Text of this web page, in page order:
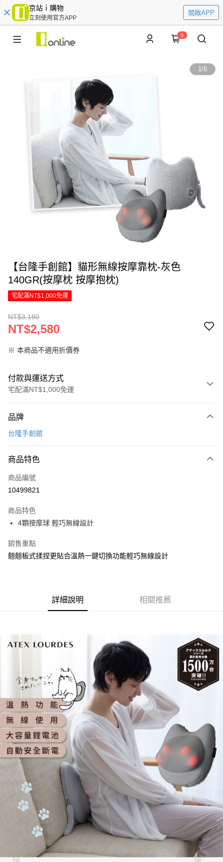
京站ｉ購物
立刻使用官方APP
開啟APP
0
1/6
【台隆手創館】貓形無線按摩靠枕-灰色
140GR(按摩枕 按摩抱枕)
宅配滿NT$1,000免運
NT$3,180
NT$2,580
※ 本商品不適用折價券
付款與運送方式
宅配滿NT$1,000免運
信用卡一次付款
Apple Pay
街口支付
Google Pay
大哥付你分期
流程，驗證手機門號後，選擇欲分期的期數、繳款截止日，確認付款後即完
消。如遇「轉專審核」未通過狀況，表示未達大哥付你分期系統評分，恕無
法說明評估內容。
1.分期款項不併入電信帳單，「大哥付你分期」於每月結算日後寄送繳費提
2.透過簡訊連結打開帳單後，可選擇「超商條碼／台灣大直營門市／銀行轉
帳／街口支付／iPASS MONEY」等通路繳費。
【注意事項】
1.本服務係由「台灣大哥大股份有限公司」（以下簡稱本公司）所提供，讓
用戶於交易時，得透過本服務購買商品或服務，並由商店將買賣／分期付款
買賣價金債權讓與本公司後，依約使用本公司帳單繳交帳款。
2.基於同意付款使用「大哥付你分期」之契約關係目的，商店將以您的個人
資料（包含姓名、電話或地址）提供予台灣大哥大進項蒐集、處理及利用，
由本公司與您本人進行分期帳單所需資料之確認、核對及更正。
3.完整用戶服務條款，請詳閱以下連結：
https://oppay.tw/userRule
１．簡單：不需註冊會員、不需綁卡、不需儲值。
２．便利：只要手機號碼，簡訊認證，即可結帳。
３．安心：先確認商品／服務後，再付款。
【「AFTEE先享後付」結帳流程】
１．於結帳方式選擇「AFTEE先享後付」後，將跳轉至「AFTEE先享後付」
結帳頁面，進行簡訊認證並確認金額後，即可完成結帳。
２．訂單成立數日內，您將收到繳費通知簡訊。
３．收到繳費通知簡訊後14天內，點擊此簡訊中的連結，可透過四大超商／
ATM／網路銀行／等多元方式進行付款，方視為交易完成。
※ 請注意：結帳手續完成當下不需立刻繳費，但若您需要取消訂單，請聯絡
購買商品的店家。未經商家同意取消之訂單仍視為有效，需透過AFTEE先享
後付繳納相關費用。
※ 交易是否成功請以「AFTEE先享後付 」之結帳頁面顯示為準，若有關於
是否繳費成功／繳費後需取消欲退款等相關疑問，請聯繫「AFTEE先享後付
客戶支援中心」
https://netprotections.freshdesk.com/support/home
【注意事項】
１．透過由恩沛科技股份有限公司提供之「AFTEE先享後付」服務完成之交
易，需依本服務之必要範圍內提供個人資料，並將交易相關給付款項請求債
權轉讓予恩沛科技股份有限公司。
２．關於個人資料處理事宜，請瀏覽以下網址：
https://aftee.tw/terms/#terms3
３．未成年的使用者請事先徵得法定代理人或監護人之同意方可使用
「AFTEE先享後付」，若未經同意申辦者引起之損失，本公司不負相關責
任。
每筆NT$100，滿NT$1,000(含以上)免運費
京站台北店客服中心(1F星巴克旁) 即日起不提供京站紙袋，取件時
請自備購物袋，若需購買紙袋可現場詢問
免運費
品牌
台隆手創館
商品特色
商品編號
10499821
商品特色
4顆按摩球 輕巧無線設計
銷售重點
翹翹板式揉捏更貼合溫熱一鍵切換功能輕巧無線設計
詳細說明 相關推薦